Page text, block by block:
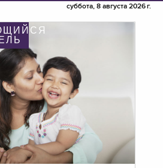
суббота, 8 августа 2026 г.